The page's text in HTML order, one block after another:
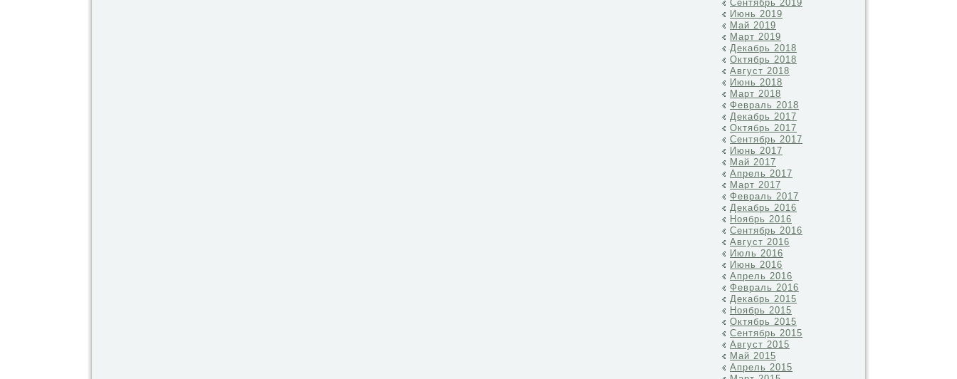
Сентябрь 2019
Июнь 2019
Май 2019
Март 2019
Декабрь 2018
Октябрь 2018
Август 2018
Июнь 2018
Март 2018
Февраль 2018
Декабрь 2017
Октябрь 2017
Сентябрь 2017
Июнь 2017
Май 2017
Апрель 2017
Март 2017
Февраль 2017
Декабрь 2016
Ноябрь 2016
Сентябрь 2016
Август 2016
Июль 2016
Июнь 2016
Апрель 2016
Февраль 2016
Декабрь 2015
Ноябрь 2015
Октябрь 2015
Сентябрь 2015
Август 2015
Май 2015
Апрель 2015